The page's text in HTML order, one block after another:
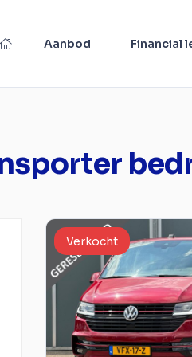
Aanbod Financial
Verkocht